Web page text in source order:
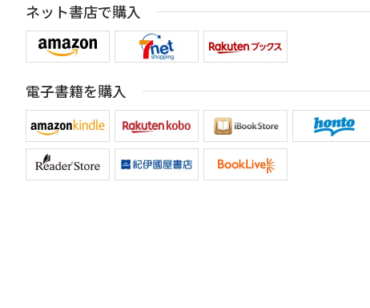
ネット書店で購入
電子書籍を購入